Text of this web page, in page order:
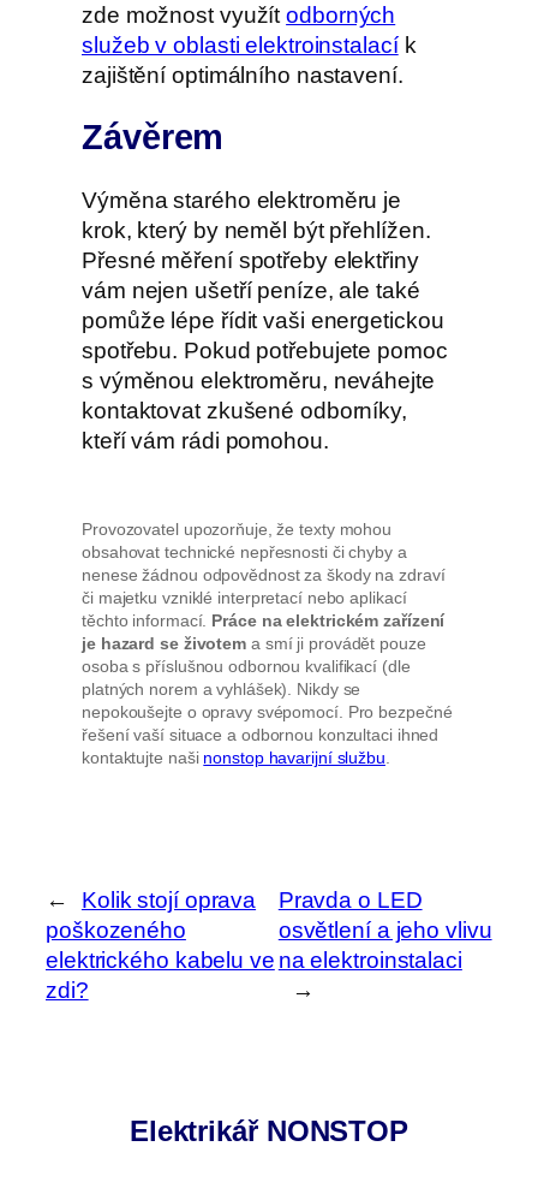
zde možnost využítodborných
služeb v oblasti elektroinstalacík
zajištění optimálního nastavení.
Závěrem
Výměna starého elektroměru je
krok, který by neměl být přehlížen.
Přesné měření spotřeby elektřiny
vám nejen ušetří peníze, ale také
pomůže lépe řídit vaši energetickou
spotřebu. Pokud potřebujete pomoc
s výměnou elektroměru, neváhejte
kontaktovat zkušené odborníky,
kteří vám rádi pomohou.
Provozovatel upozorňuje, že texty mohou
obsahovat technické nepřesnosti či chyby a
nenese žádnou odpovědnost za škody na zdraví
či majetku vzniklé interpretací nebo aplikací
těchto informací. Práce na elektrickém zařízení
je hazard se životem a smí ji provádět pouze
osoba s příslušnou odbornou kvalifikací (dle
platných norem a vyhlášek). Nikdy se
nepokoušejte o opravy svépomocí. Pro bezpečné
řešení vaší situace a odbornou konzultaci ihned
kontaktujte naši nonstop havarijní službu.
←
Kolik stojí oprava
poškozeného
elektrického kabelu ve
zdi?
Pravda o LED
osvětlení a jeho vlivu
na elektroinstalaci
→
Elektrikář NONSTOP